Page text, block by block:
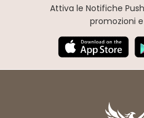
Attiva le Notifiche Push
promozioni